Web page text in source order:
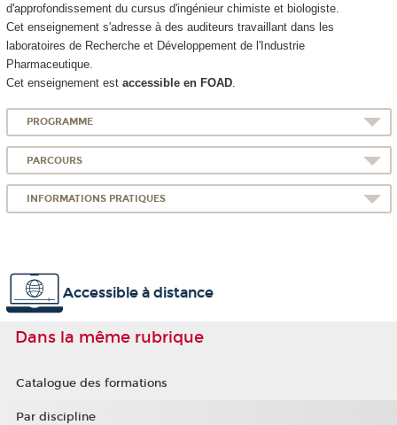
d'approfondissement du cursus d'ingénieur chimiste et biologiste.
Cet enseignement s'adresse à des auditeurs travaillant dans les
laboratoires de Recherche et Développement de l'Industrie
Pharmaceutique.
Cet enseignement estaccessible en FOAD.
PROGRAMME
PARCOURS
INFORMATIONS PRATIQUES
Accessible à distance
Dans la même rubrique
Catalogue des formations
Par discipline